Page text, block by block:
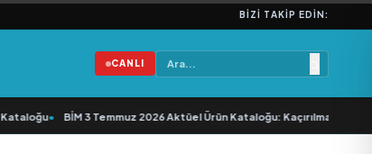
BIZI TAKIP EDIN:
CANLI
• BİM 3 Temmuz 2026 Aktüel Ürün Kataloğu: Kaçırılmayacak İndirim ve